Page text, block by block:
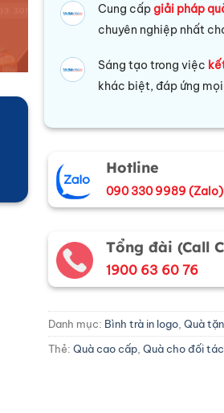
Cung cấpgiải pháp
chuyên nghiệp nhất
Sáng tạo trong việc
khác biệt, đáp ứng
Hotline
090 330 9989 (Zalo)
Tổng đài (Call
1900 63 60 76
Danh mục: Bình trà in logo, Quà
Thẻ: Quà cao cấp, Quà cho đối tác